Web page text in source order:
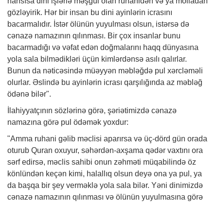
gözləyirik. Hər bir insan bu dini ayinlərin icrasını
bacarmalıdır. İstər ölünün yuyulması olsun, istərsə də
cənazə namazının qılınması. Bir çox insanlar bunu
bacarmadığı və vəfat edən doğmalarını haqq dünyasına
yola sala bilmədikləri üçün kimlərdənsə asılı qalırlar.
Bunun da nəticəsində müəyyən məbləğdə pul xərcləməli
olurlar. Əslində bu ayinlərin icrası qarşılığında az məbləğ
ödənə bilər".
İlahiyyatçının sözlərinə görə, şəriətimizdə cənazə
namazına görə pul ödəmək yoxdur:
"Amma ruhani gəlib məclisi aparırsa və üç-dörd gün orada
oturub Quran oxuyur, səhərdən-axşama qədər vaxtını ora
sərf edirsə, məclis sahibi onun zəhməti müqabilində öz
könlündən keçən kimi, halallıq olsun deyə ona ya pul, ya
da başqa bir şey verməklə yola sala bilər. Yəni dinimizdə
cənazə namazının qılınması və ölünün yuyulmasına görə